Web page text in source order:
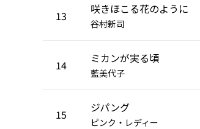
13 咲きほこる花のように
谷村新司
14 ミカンが実る頃
藍美代子
15 ジパング
ピンク・レディー